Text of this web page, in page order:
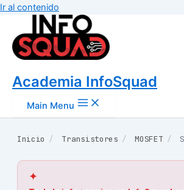
Ir al contenido
Academia InfoSquad
Main Menu
Inicio / Transistores / MOSFET /
✦